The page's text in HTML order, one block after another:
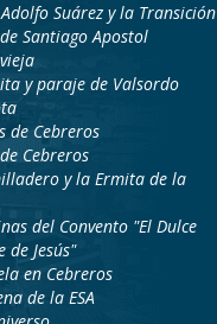
Suárez y la Transición
Santiago Apostol
y paraje de Valsordo
de Cebreros
Cebreros
y la Ermita de la
del Convento "El Dulce
de Jesús"
en Cebreros
de la ESA